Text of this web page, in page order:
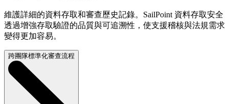
維護詳細的資料存取和審查歷史記錄。SailPoint 資料存取安全
透過增強存取驗證的品質與可追溯性，使支援稽核與法規需求
變得更加容易。
跨團隊標準化審查流程